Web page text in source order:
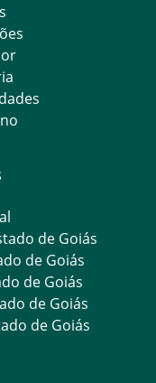
de Goiás
de Goiás
de Goiás
de Goiás
de Goiás